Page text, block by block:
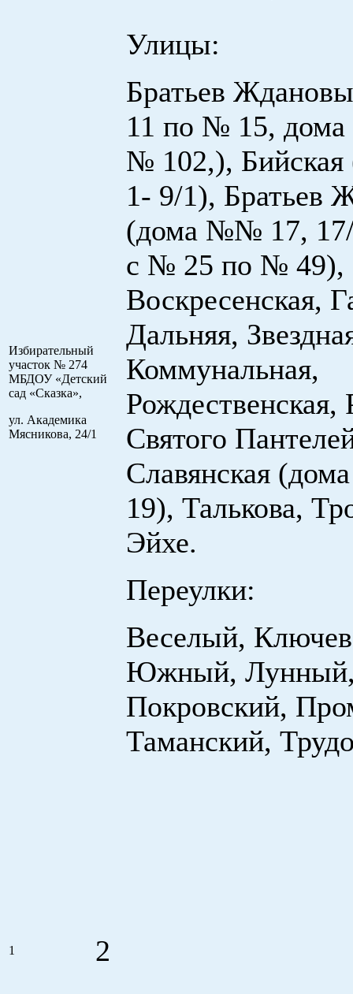
Избирательный
участок № 274
МБДОУ «Детский
сад «Сказка»,
ул. Академика
Мясникова, 24/1
Улицы:
Братьев
11 по № 15,
№ 102,),
1- 9/1), Братьев
(дома №№ 17,
с № 25 по № 49),
Воскресенская,
Дальняя,
Коммунальная,
Рождественская,
Святого
Славянская
19), Талькова,
Эйхе.
Переулки:
Веселый,
Южный,
Покровский,
Таманский,
1 2